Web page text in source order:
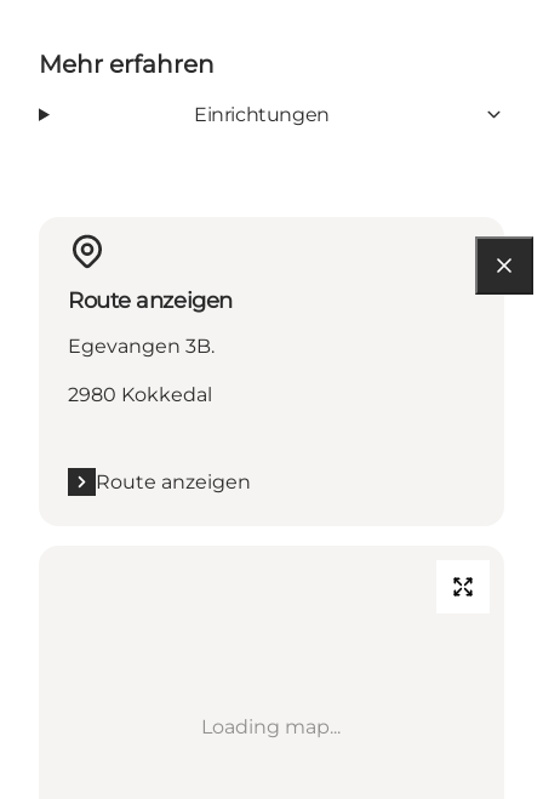
Mehr erfahren
Einrichtungen
Route anzeigen
Egevangen 3B.
2980 Kokkedal
Route anzeigen
Loading map...